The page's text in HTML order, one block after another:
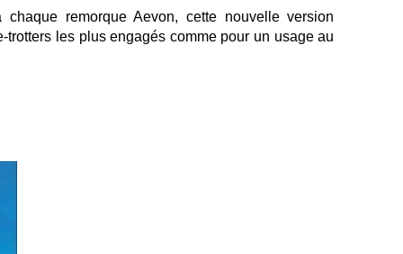
remorque Aevon, cette nouvelle version
les plus engagés comme pour un usage au